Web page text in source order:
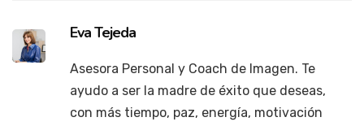
Eva Tejeda
Asesora Personal y Coach de Imagen. Te
ayudo a ser la madre de éxito que deseas,
con más tiempo, paz, energía, motivación